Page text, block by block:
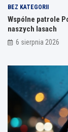
BEZ KATEGORII
Wspólne patrole
naszych lasach
6 sierpnia 2026